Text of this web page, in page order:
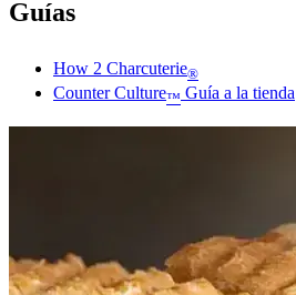
Guías
How 2 Charcuterie®
Counter Culture™ Guía a la tienda